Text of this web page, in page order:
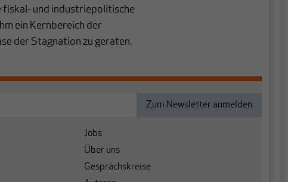
fiskal- und industriepolitische
ein Kernbereich der
der Stagnation zu geraten.
Jobs
Über uns
Gesprächskreise